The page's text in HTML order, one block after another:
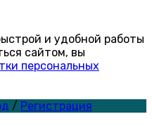
и удобной работы
сайтом, вы
персональных
/ Регистрация